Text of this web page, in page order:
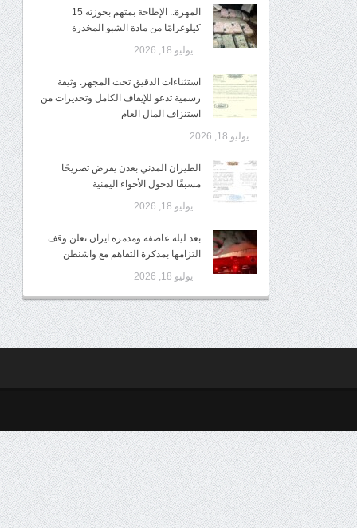
المهرة.. الإطاحة بمتهم بحوزته 15
كيلوغرامًا من مادة الشبو المخدرة
يوليو 18, 2026
استثناءات الدقيق تحت المجهر: وثيقة
رسمية تدعو للإيقاف الكامل وتحذيرات من
استنزاف المال العام
يوليو 18, 2026
الطيران المدني بعدن يفرض تصريحًا
مسبقًا لدخول الأجواء اليمنية
يوليو 18, 2026
بعد ليلة عاصفة ومدمرة ايران تعلن وقف
التزامها بمذكرة التفاهم مع واشنطن
يوليو 18, 2026